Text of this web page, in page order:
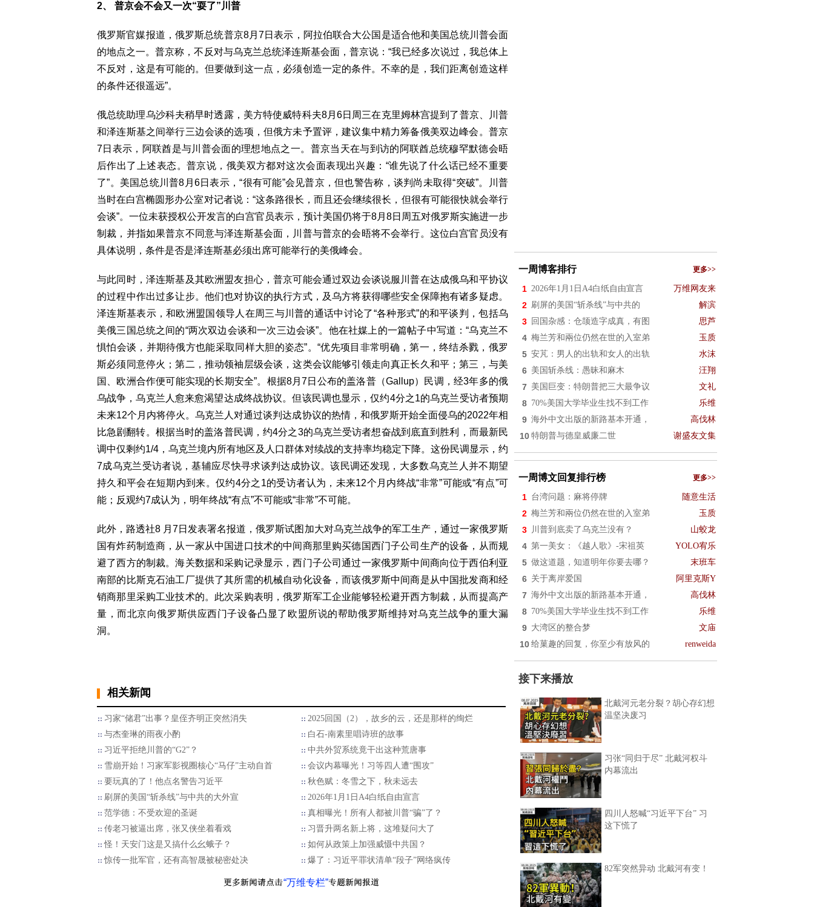
2、 普京会不会又一次“耍了”川普
俄罗斯官媒报道，俄罗斯总统普京8月7日表示，阿拉伯联合大公国是适合他和美国总统川普会面
的地点之一。普京称，不反对与乌克兰总统泽连斯基会面，普京说：“我已经多次说过，我总体上
不反对，这是有可能的。但要做到这一点，必须创造一定的条件。不幸的是，我们距离创造这样
的条件还很遥远”。
俄总统助理乌沙科夫稍早时透露，美方特使威特科夫8月6日周三在克里姆林宫提到了普京、川普
和泽连斯基之间举行三边会谈的选项，但俄方未予置评，建议集中精力筹备俄美双边峰会。普京
7日表示，阿联酋是与川普会面的理想地点之一。普京当天在与到访的阿联酋总统穆罕默德会晤
后作出了上述表态。普京说，俄美双方都对这次会面表现出兴趣：“谁先说了什么话已经不重要
了”。美国总统川普8月6日表示，“很有可能”会见普京，但也警告称，谈判尚未取得“突破”。川普
当时在白宫椭圆形办公室对记者说：“这条路很长，而且还会继续很长，但很有可能很快就会举行
会谈”。一位未获授权公开发言的白宫官员表示，预计美国仍将于8月8日周五对俄罗斯实施进一步
制裁，并指如果普京不同意与泽连斯基会面，川普与普京的会晤将不会举行。这位白宫官员没有
具体说明，条件是否是泽连斯基必须出席可能举行的美俄峰会。
与此同时，泽连斯基及其欧洲盟友担心，普京可能会通过双边会谈说服川普在达成俄乌和平协议
的过程中作出过多让步。他们也对协议的执行方式，及乌方将获得哪些安全保障抱有诸多疑虑。
泽连斯基表示，和欧洲盟国领导人在周三与川普的通话中讨论了“各种形式”的和平谈判，包括乌
美俄三国总统之间的“两次双边会谈和一次三边会谈”。他在社媒上的一篇帖子中写道：“乌克兰不
惧怕会谈，并期待俄方也能采取同样大胆的姿态”。“优先项目非常明确，第一，终结杀戮，俄罗
斯必须同意停火；第二，推动领袖层级会谈，这类会议能够引领走向真正长久和平；第三，与美
国、欧洲合作便可能实现的长期安全”。根据8月7日公布的盖洛普（Gallup）民调，经3年多的俄
乌战争，乌克兰人愈来愈渴望达成终战协议。但该民调也显示，仅约4分之1的乌克兰受访者预期
未来12个月内将停火。乌克兰人对通过谈判达成协议的热情，和俄罗斯开始全面侵乌的2022年相
比急剧翻转。根据当时的盖洛普民调，约4分之3的乌克兰受访者想奋战到底直到胜利，而最新民
调中仅剩约1/4，乌克兰境内所有地区及人口群体对续战的支持率均稳定下降。这份民调显示，约
7成乌克兰受访者说，基辅应尽快寻求谈判达成协议。该民调还发现，大多数乌克兰人并不期望
持久和平会在短期内到来。仅约4分之1的受访者认为，未来12个月内终战“非常”可能或“有点”可
能；反观约7成认为，明年终战“有点”不可能或“非常”不可能。
此外，路透社8 月7日发表署名报道，俄罗斯试图加大对乌克兰战争的军工生产，通过一家俄罗斯
国有炸药制造商，从一家从中国进口技术的中间商那里购买德国西门子公司生产的设备，从而规
避了西方的制裁。海关数据和采购记录显示，西门子公司通过一家俄罗斯中间商向位于西伯利亚
南部的比斯克石油工厂提供了其所需的机械自动化设备，而该俄罗斯中间商是从中国批发商和经
销商那里采购工业技术的。此次采购表明，俄罗斯军工企业能够轻松避开西方制裁，从而提高产
量，而北京向俄罗斯供应西门子设备凸显了欧盟所说的帮助俄罗斯维持对乌克兰战争的重大漏
洞。
相关新闻
习家“储君”出事？皇侄齐明正突然消失
2025回国（2），故乡的云，还是那样的绚烂
与杰奎琳的雨夜小酌
白石-南素里唱诗班的故事
习近平拒绝川普的“G2”？
中共外贸系统竟干出这种荒唐事
雪崩开始！习家军影视圈核心“马仔”主动自首
会议内幕曝光！习等四人遭“围攻”
要玩真的了！他点名警告习近平
秋色赋：冬雪之下，秋未远去
刷屏的美国“斩杀线”与中共的大外宣
2026年1月1日A4白纸自由宣言
范学德：不受欢迎的圣诞
真相曝光！所有人都被川普“骗”了？
传老习被逼出席，张又侠坐着看戏
习晋升两名新上将，这堆疑问大了
怪！天安门这是又搞什么幺蛾子？
如何从政策上加强威慑中共国？
惊传一批军官，还有高智晟被秘密处决
爆了：习近平罪状清单“段子”网络疯传
“万维专栏”
一周博客排行 更多>>
1 2026年1月1日A4白纸自由宣言 万维网友来
2 刷屏的美国“斩杀线”与中共的 解滨
3 回国杂感：仓颉造字成真，有图 思芦
4 梅兰芳和兩位仍然在世的入室弟 玉质
5 安芃：男人的出轨和女人的出轨 水沫
6 美国斩杀线：愚昧和麻木 汪翔
7 美国巨变：特朗普把三大最争议 文礼
8 70%美国大学毕业生找不到工作 乐维
9 海外中文出版的新路基本开通， 高伐林
10 特朗普与德皇威廉二世 谢盛友文集
一周博文回复排行榜 更多>>
1 台湾问题：麻将停牌 随意生活
2 梅兰芳和兩位仍然在世的入室弟 玉质
3 川普到底卖了乌克兰没有？ 山蛟龙
4 第一美女：《越人歌》-宋祖英 YOLO宥乐
5 做这道题，知道明年你要去哪？ 末班车
6 关于离岸爱国 阿里克斯Y
7 海外中文出版的新路基本开通， 高伐林
8 70%美国大学毕业生找不到工作 乐维
9 大湾区的整合梦 文庙
10 给菓趣的回复，你至少有放风的 renweida
接下来播放
北戴河元老分裂？胡心存幻想
温坚决废习
习张“同归于尽” 北戴河权斗
内幕流出
四川人怒喊“习近平下台” 习
这下慌了
82军突然异动 北戴河有变！